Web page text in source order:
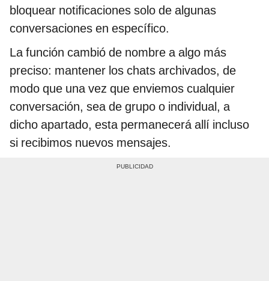
bloquear notificaciones solo de algunas
conversaciones en específico.
La función cambió de nombre a algo más
preciso: mantener los chats archivados, de
modo que una vez que enviemos cualquier
conversación, sea de grupo o individual, a
dicho apartado, esta permanecerá allí incluso
si recibimos nuevos mensajes.